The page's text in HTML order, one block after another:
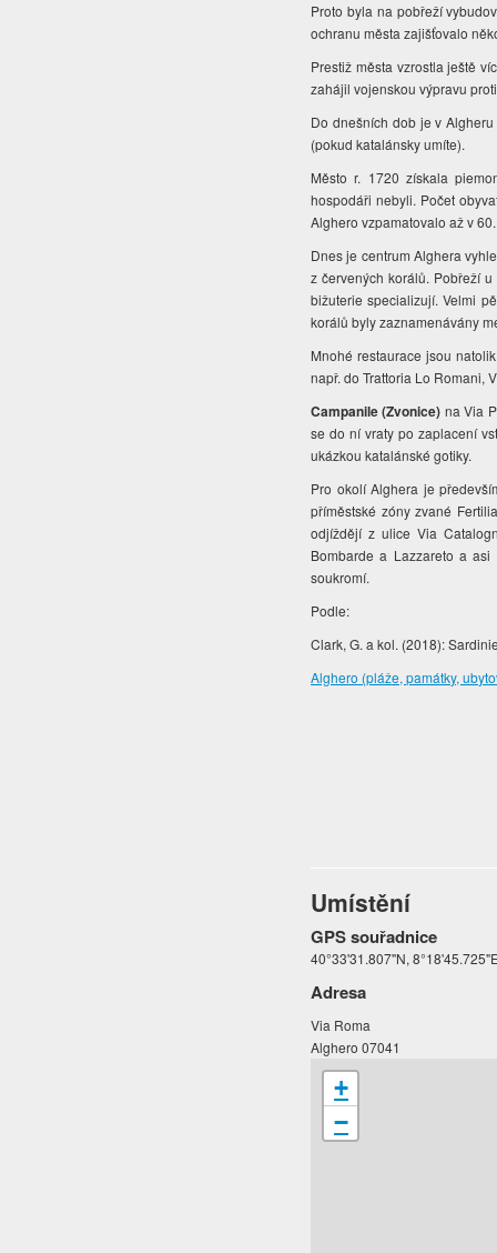
Proto byla na pobřeží
ochranu města zajišťovalo
Prestiž města vzrostla ještě
zahájil vojenskou výpravu
Do dnešních dob je v
(pokud katalánsky umíte).
Město r. 1720 získala
hospodáři nebyli. Počet
Alghero vzpamatovalo až v
Dnes je centrum Alghera
z červených korálů. Pobřeží
bižuterie specializují. Velmi
korálů byly zaznamenávány
Mnohé restaurace jsou
např. do Trattoria Lo Romani,
Campanile (Zvonice) na Via
se do ní vraty po zaplacení
ukázkou katalánské gotiky.
Pro okolí Alghera je
příměstské zóny zvané
odjíždějí z ulice Via
Bombarde a Lazzareto a
soukromí.
Podle:
Clark, G. a kol. (2018):
Alghero (pláže, památky,
Umístění
GPS souřadnice
40°33'31.807"N,
Adresa
Via Roma
Alghero 07041
+
−